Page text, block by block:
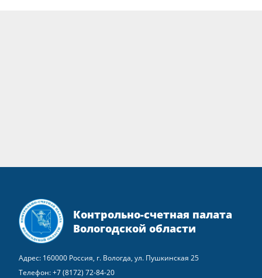
Контрольно-счетная палата
Вологодской области
Адрес: 160000 Россия, г. Вологда, ул. Пушкинская 25
Телефон:+7 (8172) 72-84-20